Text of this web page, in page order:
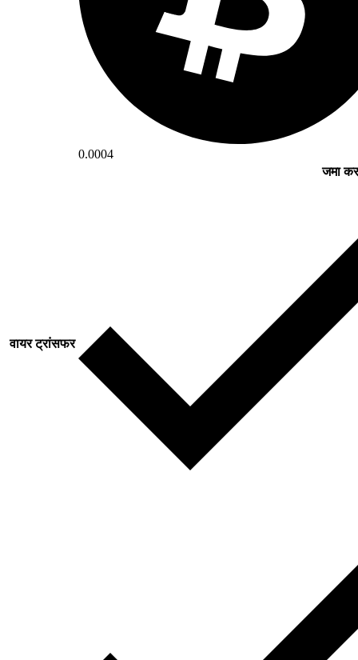
0.0004
जमा
वायर ट्रांसफर